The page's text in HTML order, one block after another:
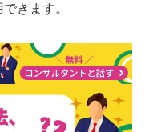
きます。